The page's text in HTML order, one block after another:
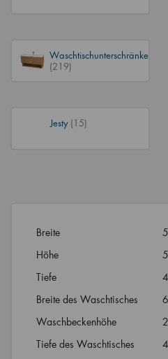
Waschtischunterschränke
(219)
Jesty (15)
Breite
Höhe
Tiefe
Breite des Waschtisches
Waschbeckenhöhe
Tiefe des Waschtisches